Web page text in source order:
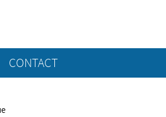
CONTACT